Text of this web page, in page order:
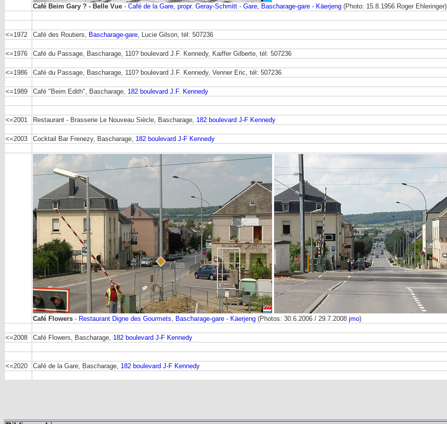
Café Beim Gary ? - Belle Vue - Café de la Gare, propr. Geray-Schmitt - Gare, Bascharage-gare - Käerjeng (Photo: 15.8.1956 Roger Ehleringer)
<=1972 Café des Routiers, Bascharage-gare, Lucie Gilson, tél: 507236
<=1976 Café du Passage, Bascharage, 110? boulevard J.F. Kennedy, Kaiffer Gilberte, tél: 507236
<=1986 Café du Passage, Bascharage, 110? boulevard J.F. Kennedy, Venner Eric, tél: 507236
<=1989 Café "Beim Edith", Bascharage, 182 boulevard J.F. Kennedy
<=2001 Restaurant - Brasserie Le Nouveau Siècle, Bascharage, 182 boulevard J-F Kennedy
<=2003 Cocktail Bar Frenezy, Bascharage, 182 boulevard J-F Kennedy
Café Flowers - Restaurant Digne des Gourmets, Bascharage-gare - Käerjeng (Photos: 30.6.2006 / 29.7.2008 jmo)
<=2008 Café Flowers, Bascharage, 182 boulevard J-F Kennedy
<=2020 Café de la Gare, Bascharage, 182 boulevard J-F Kennedy